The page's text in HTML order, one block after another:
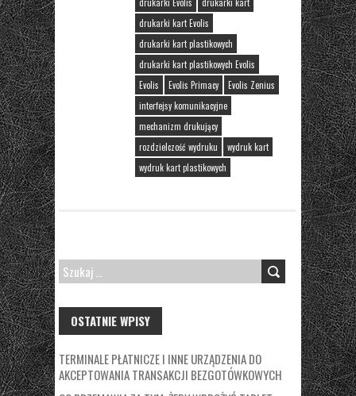
drukarki kart Evolis
drukarki kart plastikowych
drukarki kart plastikowych Evolis
Evolis
Evolis Primacy
Evolis Zenius
interfejsy komunikacyjne
mechanizm drukujący
rozdzielczość wydruku
wydruk kart
wydruk kart plastikowych
SZUKAJ:
OSTATNIE WPISY
TERMINALE PŁATNICZE I INNE URZĄDZENIA DO
AKCEPTOWANIA TRANSAKCJI BEZGOTÓWKOWYCH